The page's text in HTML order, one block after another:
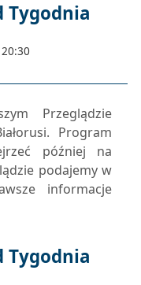
Tygodnia
Przeglądzie
Program
później na
podajemy w
informacje
Tygodnia